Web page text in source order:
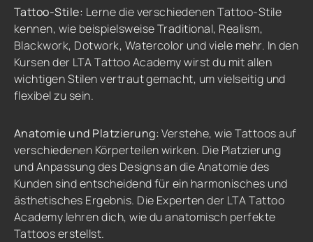
Tattoo-Stile: Lerne die verschiedenen Tattoo-Stile
kennen, wie beispielsweise Traditional, Realism,
Blackwork, Dotwork, Watercolor und viele mehr. In den
Kursen der LTA Tattoo Academy wirst du mit allen
wichtigen Stilen vertraut gemacht, um vielseitig und
flexibel zu sein.
Anatomie und Platzierung:Verstehe, wie Tattoos auf
verschiedenen Körperteilen wirken. Die Platzierung
und Anpassung des Designs an die Anatomie des
Kunden sind entscheidend für ein harmonisches und
ästhetisches Ergebnis. Die Experten der LTA Tattoo
Academy lehren dich, wie du anatomisch perfekte
Tattoos erstellst.